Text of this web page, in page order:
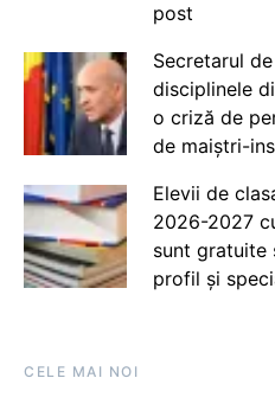
post
Secretarul
disciplinele
o criză de
de maiștri-
Elevii de
2026-2027
sunt gratuite
profil și
CELE MAI NOI